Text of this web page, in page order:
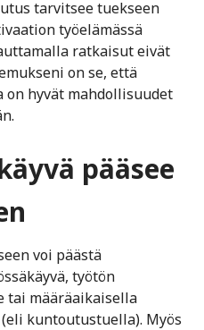
tarvitsee tuekseen
työelämässä
ratkaisut eivät
on se, että
hyvät mahdollisuudet
pääsee
voi päästä
työtön
tai määräaikaisella
kuntoutustuella). Myös